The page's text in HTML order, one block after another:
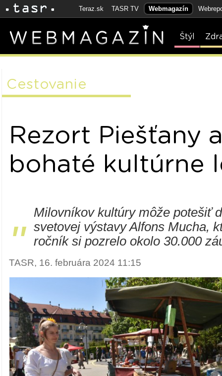
Teraz.sk TASR TV Webmagazín
Štýl
Cestovanie
Rezort Piešťany
bohaté kultúrne
"
Milovníkov kultúry môže potešiť
svetovej výstavy Alfons Mucha,
ročník si pozrelo okolo 30.000
TASR, 16. februára 2024 11:15